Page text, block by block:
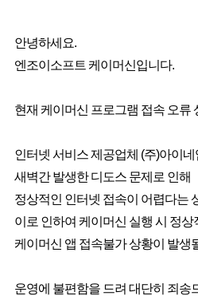
안녕하세요.
엔조이소프트 케이머신입니다.
현재 케이머신 프로그램 접속 오류
인터넷 서비스 제공업체 (주)아이
새벽간 발생한 디도스 문제로 인해
정상적인 인터넷 접속이 어렵다는
이로 인하여 케이머신 실행 시 정
케이머신 앱 접속불가 상황이 발생
운영에 불편함을 드려 대단히 죄송